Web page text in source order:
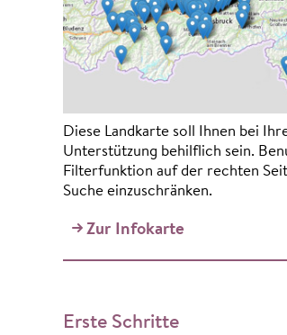
Diese Landkarte soll Ihnen bei
Unterstützung behilflich sein.
Filterfunktion auf der rechten
Suche einzuschränken.
Zur Infokarte
Erste Schritte